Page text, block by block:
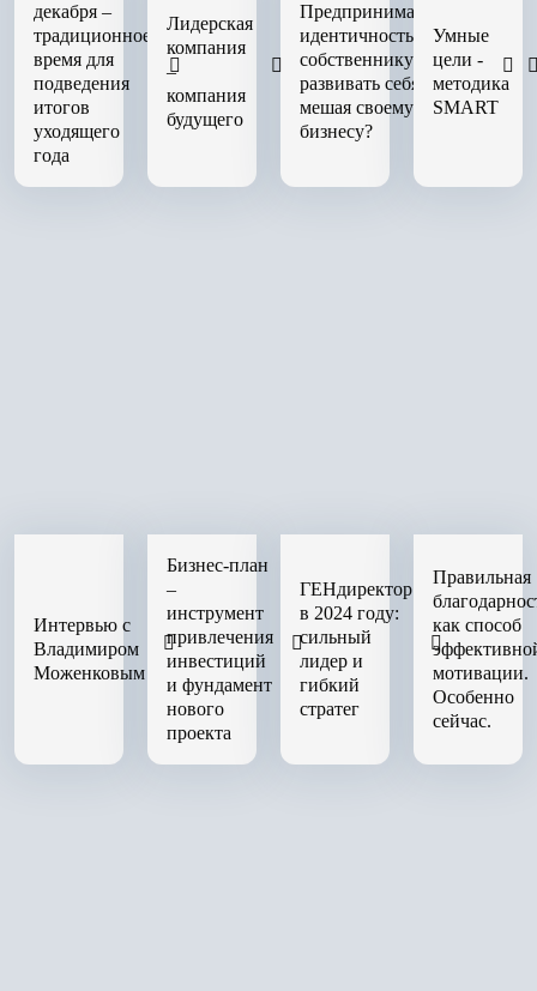
декабря –
традиционное
время для
подведения
итогов
уходящего
года
Лидерская
компания
–
компания
будущего
Предпринимательская
идентичность: как
собственнику
развивать себя, не
мешая своему
бизнесу?
Умные
цели -
методика
SMART
Интервью с
Владимиром
Моженковым
Бизнес-план
–
инструмент
привлечения
инвестиций
и фундамент
нового
проекта
ГЕНдиректор
в 2024 году:
сильный
лидер и
гибкий
стратег
Правильная
как способ
мотивации.
Особенно
сейчас.